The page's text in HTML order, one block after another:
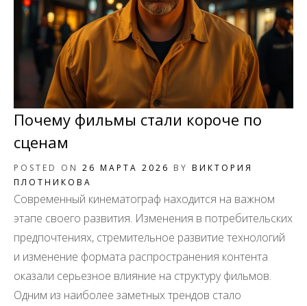
Почему фильмы стали короче по
сценам
POSTED ON 26 МАРТА 2026 BY ВИКТОРИЯ
ПЛОТНИКОВА
Современный кинематограф находится на важном
этапе своего развития. Изменения в потребительских
предпочтениях, стремительное развитие технологий
и изменение формата распространения контента
оказали серьезное влияние на структуру фильмов.
Одним из наиболее заметных трендов стало